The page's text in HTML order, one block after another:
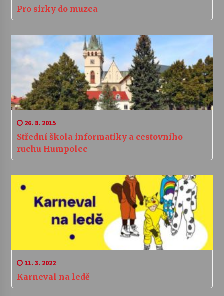
Pro sirky do muzea
26. 8. 2015
Střední škola informatiky a cestovního
ruchu Humpolec
11. 3. 2022
Karneval na ledě